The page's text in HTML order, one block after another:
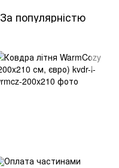
За популярністю